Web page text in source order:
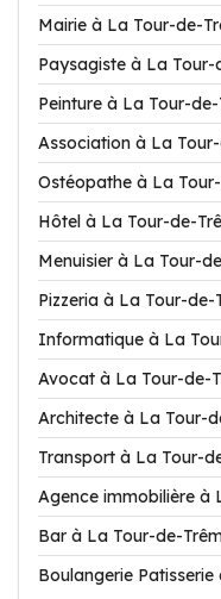
Mairie à La Tour-de-
Paysagiste à La Tour-
Peinture à La Tour-
Association à La
Ostéopathe à La
Hôtel à La Tour-de-
Menuisier à La Tour-
Pizzeria à La Tour-de-
Informatique à La
Avocat à La Tour-de-
Architecte à La Tour-
Transport à La Tour-
Agence immobilière à
Bar à La Tour-de-
Boulangerie